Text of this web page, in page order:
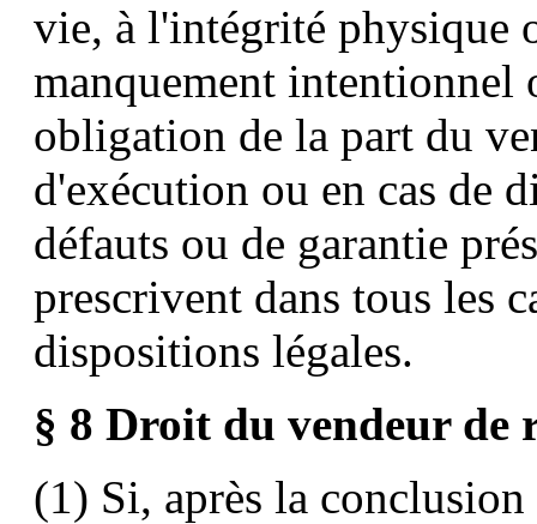
vie, à l'intégrité physique
manquement intentionnel
obligation de la part du
d'exécution ou en cas de
défauts ou de garantie
prescrivent dans tous les
dispositions légales.
§ 8 Droit du vendeur de
(1) Si, après la